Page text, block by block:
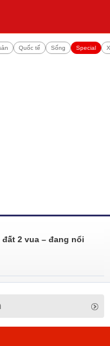
Quốc tế Sống Special
2 vua – đang nổi